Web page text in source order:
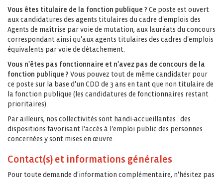
Vous êtes titulaire de la fonction publique ? Ce poste est ouvert
aux candidatures des agents titulaires du cadre d'emplois des
Agents de maîtrise par voie de mutation, aux lauréats du concours
correspondant ainsi qu'aux agents titulaires des cadres d'emplois
équivalents par voie de détachement.
Vous n'êtes pas fonctionnaire et n'avez pas de concours de la
fonction publique ? Vous pouvez tout de même candidater pour
ce poste sur la base d'un CDD de 3 ans en tant que non titulaire de
la fonction publique (les candidatures de fonctionnaires restant
prioritaires).
Par ailleurs, nos collectivités sont handi-accueillantes : des
dispositions favorisant l'accès à l'emploi public des personnes
concernées y sont mises en œuvre.
Contact(s) et informations générales
Pour toute demande d'information complémentaire, n'hésitez pas